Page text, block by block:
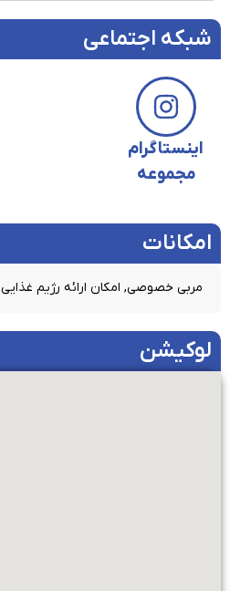
شبکه اجتماعی
اینستاگرام
مجموعه
امکانات​
مربی خصوصی, امکان ارائه رژیم غذایی
لوکیشن